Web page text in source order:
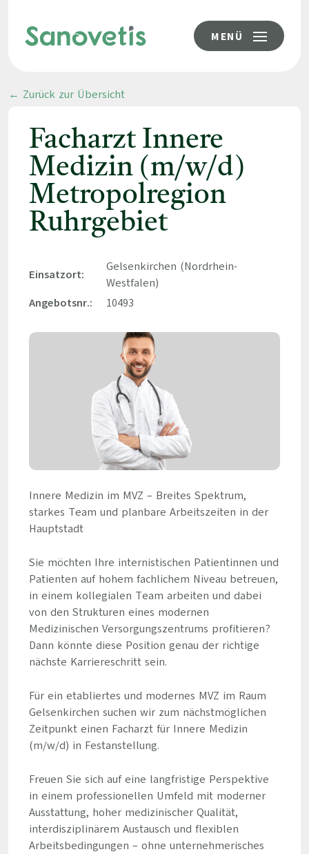
MENÜ
← Zurück zur Übersicht
Facharzt Innere
Medizin (m/w/d)
Metropolregion
Ruhrgebiet
Einsatzort:
Gelsenkirchen (Nordrhein-
Westfalen)
Angebotsnr.:
10493
Innere Medizin im MVZ – Breites Spektrum,
starkes Team und planbare Arbeitszeiten in der
Hauptstadt
Sie möchten Ihre internistischen Patientinnen und
Patienten auf hohem fachlichem Niveau betreuen,
in einem kollegialen Team arbeiten und dabei
von den Strukturen eines modernen
Medizinischen Versorgungszentrums profitieren?
Dann könnte diese Position genau der richtige
nächste Karriereschritt sein.
Für ein etabliertes und modernes MVZ im Raum
Gelsenkirchen suchen wir zum nächstmöglichen
Zeitpunkt einen Facharzt für Innere Medizin
(m/w/d) in Festanstellung.
Freuen Sie sich auf eine langfristige Perspektive
in einem professionellen Umfeld mit moderner
Ausstattung, hoher medizinischer Qualität,
interdisziplinärem Austausch und flexiblen
Arbeitsbedingungen – ohne unternehmerisches